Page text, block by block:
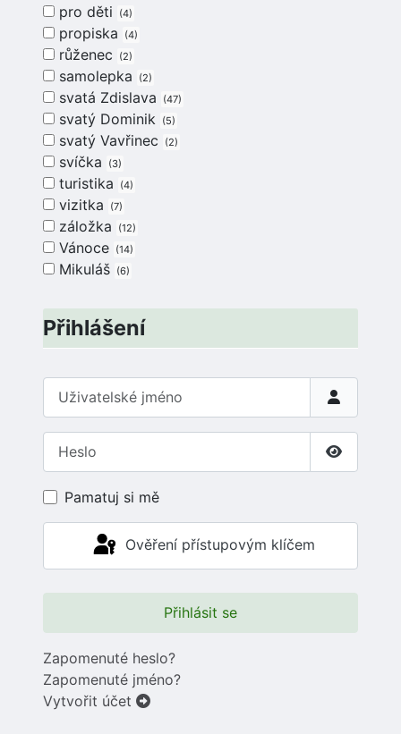
pro děti 4
propiska 4
růženec 2
samolepka 2
svatá Zdislava 47
svatý Dominik 5
svatý Vavřinec 2
svíčka 3
turistika 4
vizitka 7
záložka 12
Vánoce 14
Mikuláš 6
Přihlášení
Uživatelské jméno
Zobrazit
Pamatuj si mě
Ověření přístupovým klíčem
Přihlásit se
Zapomenuté heslo?
Zapomenuté jméno?
Vytvořit účet